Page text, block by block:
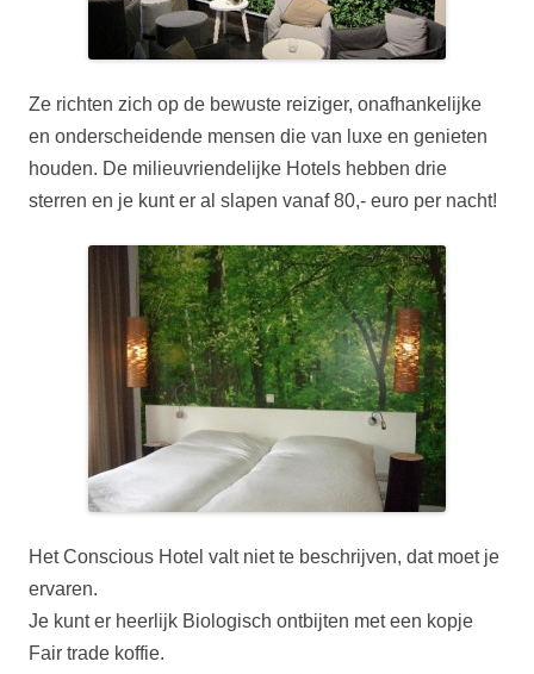
Ze richten zich op de bewuste reiziger, onafhankelijke
en onderscheidende mensen die van luxe en genieten
houden. De milieuvriendelijke Hotels hebben drie
sterren en je kunt er al slapen vanaf 80,- euro per nacht!
Het Conscious Hotel valt niet te beschrijven, dat moet je
ervaren.
Je kunt er heerlijk Biologisch ontbijten met een kopje
Fair trade koffie.